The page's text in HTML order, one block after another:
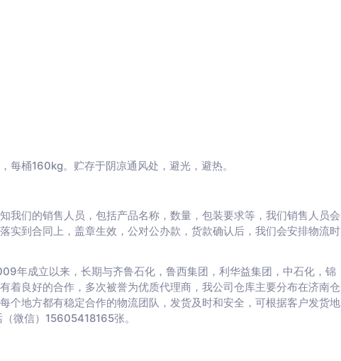
每桶160kg。贮存于阴凉通风处，避光，避热。
我们的销售人员，包括产品名称，数量，包装要求等，我们销售人员会
实到合同上，盖章生效，公对公办款，货款确认后，我们会安排物流时
年成立以来，长期与齐鲁石化，鲁西集团，利华益集团，中石化，锦
着良好的合作，多次被誉为优质代理商，我公司仓库主要分布在济南仓
个地方都有稳定合作的物流团队，发货及时和安全，可根据客户发货地
微信） 15605418165张。